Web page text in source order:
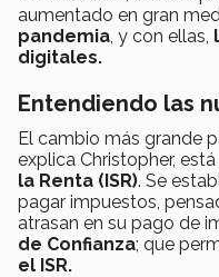
aumentado en gran
pandemia , y con ellas,
digitales.
Entendiendo las
El cambio más grande
explica Christopher,
la Renta (ISR). Se
pagar impuestos,
atrasan en su pago de
de Confianza; que
el ISR.